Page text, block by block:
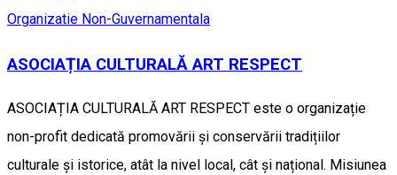
Organizatie Non-Guvernamentala
ASOCIAȚIA CULTURALĂ ART RESPECT
ASOCIAȚIA CULTURALĂ ART RESPECT este o organizație
non-profit dedicată promovării și conservării tradițiilor
culturale și istorice, atât la nivel local, cât și național. Misiunea